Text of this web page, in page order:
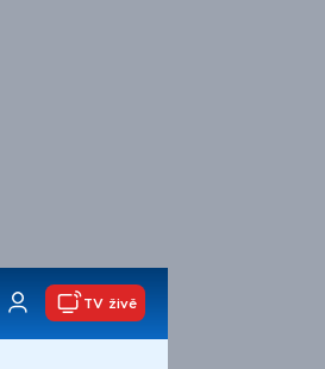
TV živě